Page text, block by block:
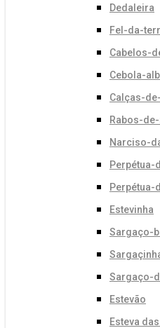
Dedaleira
Fel-da-
Cabelos-
Cebola-
Calças-
Rabos-
Narciso-
Perpétua-
Perpétua-
Estevinha
Sargaço-
Sargaço-
Estevão
Esteva